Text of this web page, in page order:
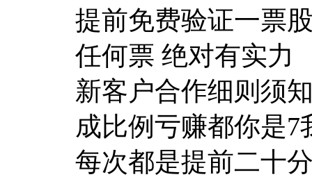
提前免费验证一票
任何票 绝对有实力
新客户合作细则须
成比例亏赚都你是7
每次都是提前二十